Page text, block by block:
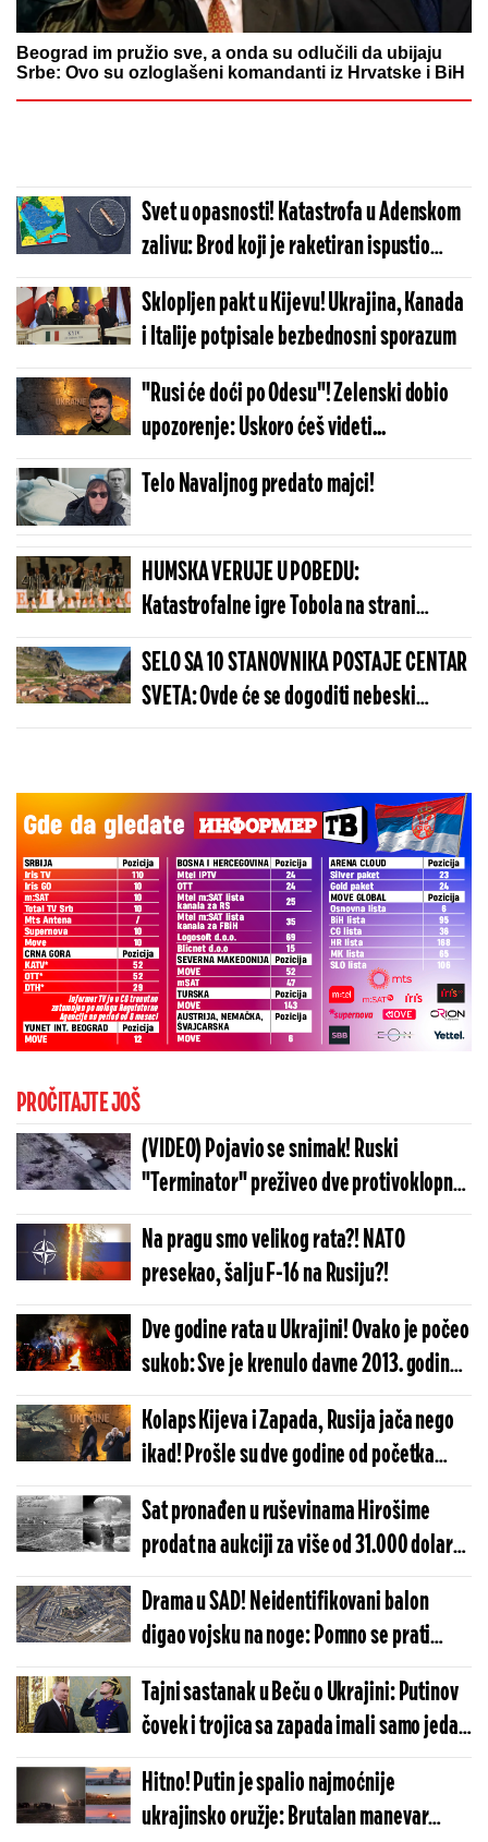
Beograd im pružio sve, a onda su odlučili da ubijaju
Srbe: Ovo su ozloglašeni komandanti iz Hrvatske i BiH
Svet u opasnosti! Katastrofa u Adenskom
zalivu: Brod koji je raketiran ispustio
naftu, Amerika uputila zastrašujuće
upozorenje (FOTO/VIDEO)
Sklopljen pakt u Kijevu! Ukrajina, Kanada
i Italije potpisale bezbednosni sporazum
"Rusi će doći po Odesu"! Zelenski dobio
upozorenje: Uskoro ćeš videti...
Telo Navaljnog predato majci!
HUMSKA VERUJE U POBEDU:
Katastrofalne igre Tobola na strani
ulivaju samopouzdanje Partizanu
SELO SA 10 STANOVNIKA POSTAJE CENTAR
SVETA: Ovde će se dogoditi nebeski
spektakl koji se čeka više od 100 godina
PROČITAJTE JOŠ
(VIDEO) Pojavio se snimak! Ruski
"Terminator" preživeo dve protivoklopne
rakete i udar drona: Kako je ovo moguće?
Na pragu smo velikog rata?! NATO
presekao, šalju F-16 na Rusiju?!
Dve godine rata u Ukrajini! Ovako je počeo
sukob: Sve je krenulo davne 2013. godine,
a onda...
Kolaps Kijeva i Zapada, Rusija jača nego
ikad! Prošle su dve godine od početka
Putinove specijalne operacije u Ukrajini
Sat pronađen u ruševinama Hirošime
prodat na aukciji za više od 31.000 dolara
(FOTO)
Drama u SAD! Neidentifikovani balon
digao vojsku na noge: Pomno se prati
situacija
Tajni sastanak u Beču o Ukrajini: Putinov
čovek i trojica sa zapada imali samo jedan
zadatak
Hitno! Putin je spalio najmoćnije
ukrajinsko oružje: Brutalan manevar